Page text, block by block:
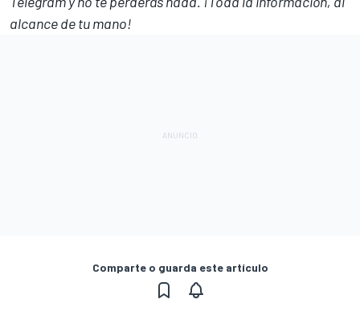
alcance de tu mano!
Comparte o guarda este artículo